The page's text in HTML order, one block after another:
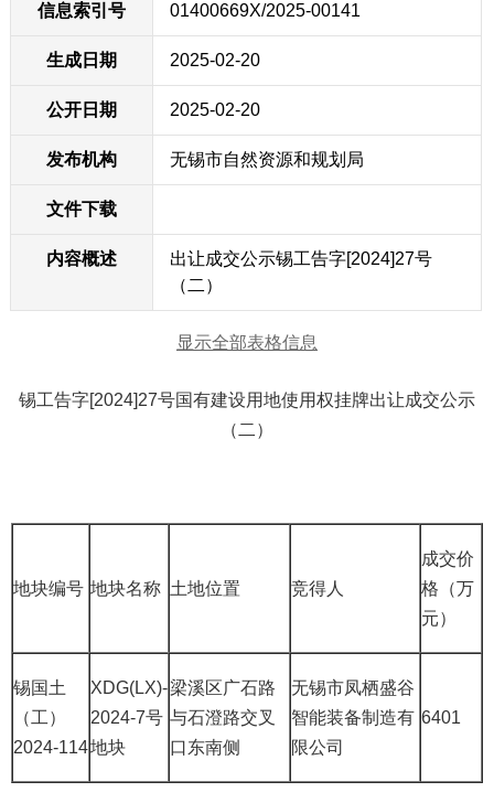
信息索引号 01400669X/2025-00141
生成日期 2025-02-20
公开日期 2025-02-20
发布机构 无锡市自然资源和规划局
文件下载
内容概述
出让成交公示锡工告字[2024]27号
（二）
显示全部表格信息
锡工告字[2024]27号国有建设用地使用权挂牌出让成交公示
（二）
地块编号 地块名称 土地位置 竞得人
成交价
格（万
元）
锡国土
（工）
2024-114
XDG(LX)-
2024-7号
地块
梁溪区广石路
与石澄路交叉
口东南侧
无锡市凤栖盛谷
智能装备制造有
限公司
6401